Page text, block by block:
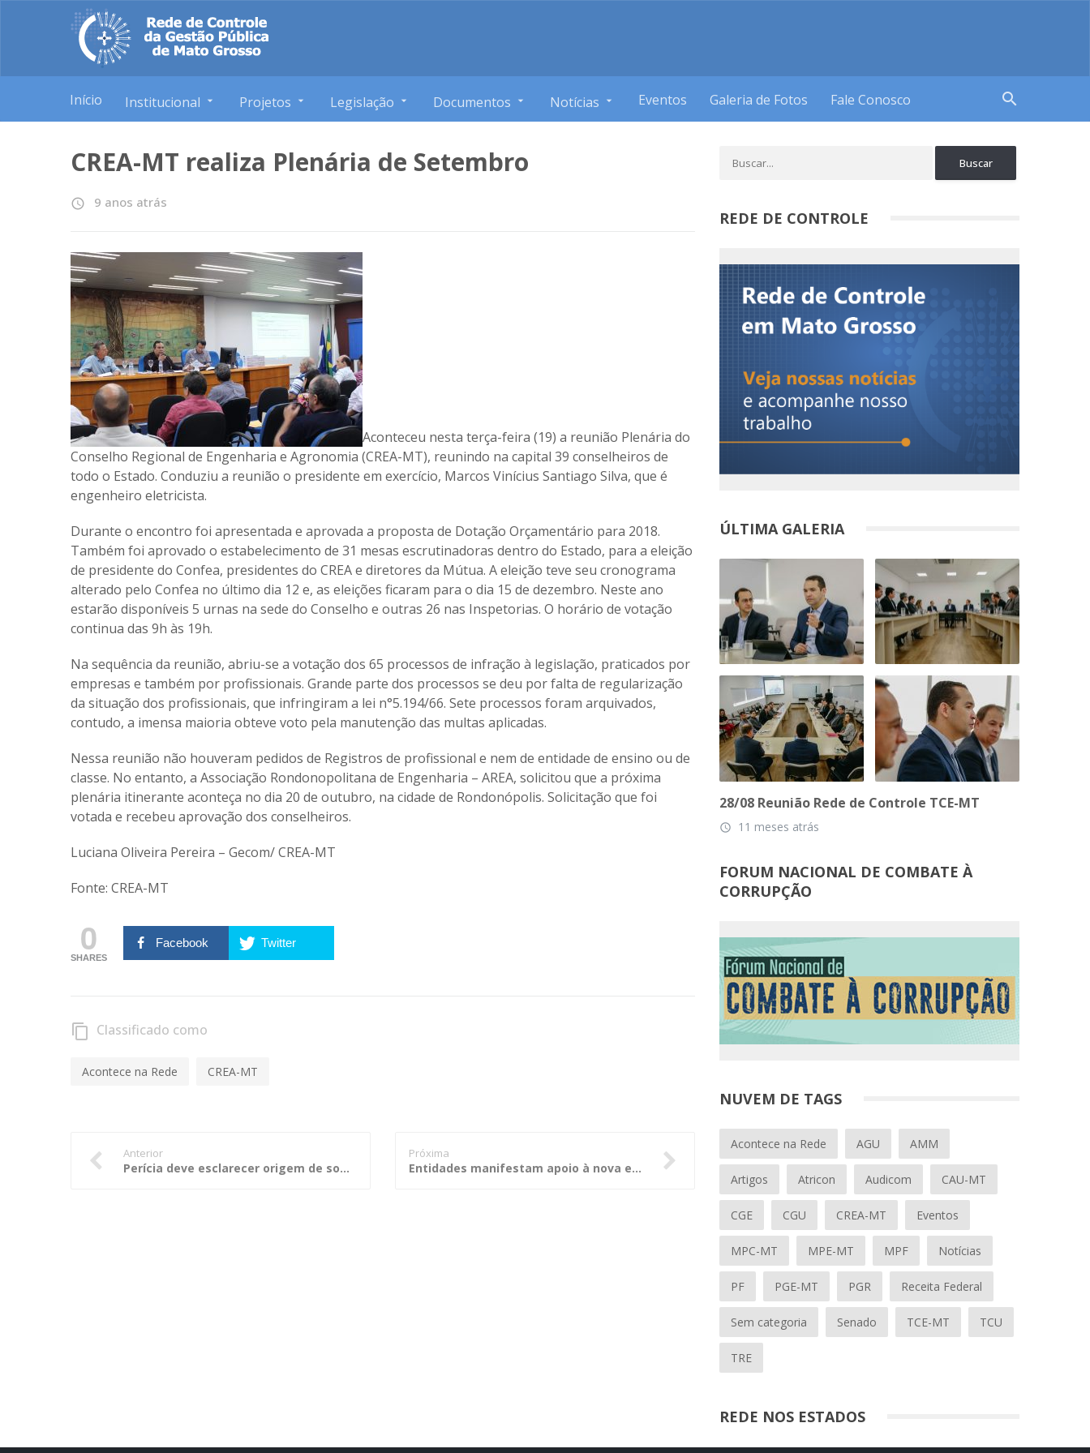
Início Institucional Projetos Legislação Documentos Notícias Eventos Galeria de Fotos Fale Conosco search
CREA-MT realiza Plenária de Setembro
access_time 9 anos atrás
Aconteceu nesta terça-feira (19) a reunião Plenária do
Conselho Regional de Engenharia e Agronomia (CREA-MT), reunindo na capital 39 conselheiros de
todo o Estado. Conduziu a reunião o presidente em exercício, Marcos Vinícius Santiago Silva, que é
engenheiro eletricista.
Durante o encontro foi apresentada e aprovada a proposta de Dotação Orçamentário para 2018.
Também foi aprovado o estabelecimento de 31 mesas escrutinadoras dentro do Estado, para a eleição
de presidente do Confea, presidentes do CREA e diretores da Mútua. A eleição teve seu cronograma
alterado pelo Confea no último dia 12 e, as eleições ficaram para o dia 15 de dezembro. Neste ano
estarão disponíveis 5 urnas na sede do Conselho e outras 26 nas Inspetorias. O horário de votação
continua das 9h às 19h.
Na sequência da reunião, abriu-se a votação dos 65 processos de infração à legislação, praticados por
empresas e também por profissionais. Grande parte dos processos se deu por falta de regularização
da situação dos profissionais, que infringiram a lei n°5.194/66. Sete processos foram arquivados,
contudo, a imensa maioria obteve voto pela manutenção das multas aplicadas.
Nessa reunião não houveram pedidos de Registros de profissional e nem de entidade de ensino ou de
classe. No entanto, a Associação Rondonopolitana de Engenharia – AREA, solicitou que a próxima
plenária itinerante aconteça no dia 20 de outubro, na cidade de Rondonópolis. Solicitação que foi
votada e recebeu aprovação dos conselheiros.
Luciana Oliveira Pereira – Gecom/ CREA-MT
Fonte: CREA-MT
0
SHARES
Facebook Twitter
content_copy Classificado como
Acontece na Rede CREA-MT
Anterior
Perícia deve esclarecer origem de sobrepreço do Programa MT 100% Equipado
Próxima
Entidades manifestam apoio à nova equipe de gestão do Tribunal de Contas
REDE DE CONTROLE
ÚLTIMA GALERIA
28/08 Reunião Rede de Controle TCE-MT
access_time 11 meses atrás
FORUM NACIONAL DE COMBATE À
CORRUPÇÃO
NUVEM DE TAGS
Acontece na Rede AGU AMM
Artigos Atricon Audicom CAU-MT
CGE CGU CREA-MT Eventos
MPC-MT MPE-MT MPF Notícias
PF PGE-MT PGR Receita Federal
Sem categoria Senado TCE-MT TCU
TRE
REDE NOS ESTADOS